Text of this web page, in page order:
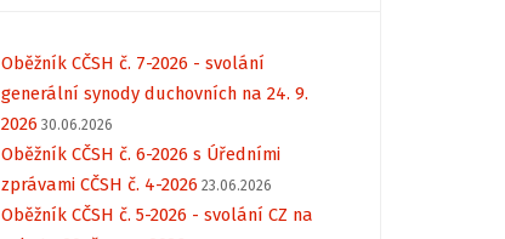
Oběžník CČSH č. 7-2026 - svolání
generální synody duchovních na 24. 9.
2026 30.06.2026
Oběžník CČSH č. 6-2026 s Úředními
zprávami CČSH č. 4-2026 23.06.2026
Oběžník CČSH č. 5-2026 - svolání CZ na